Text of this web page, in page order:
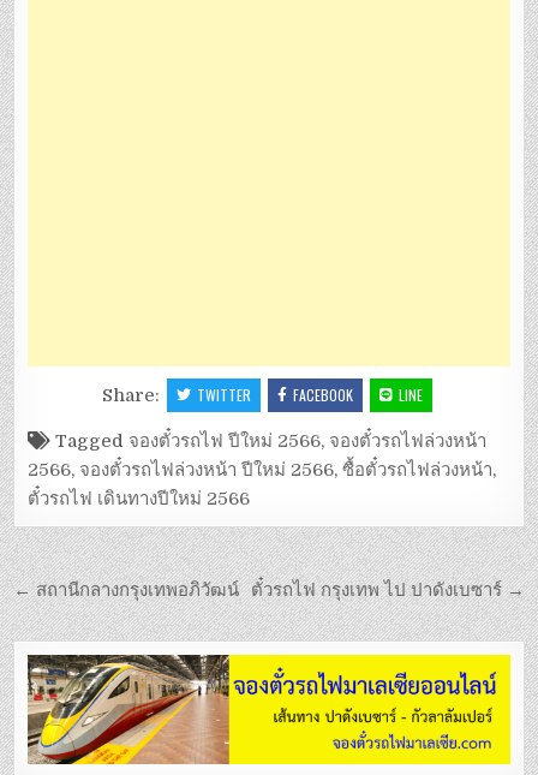
Share: TWITTER FACEBOOK LINE
Tagged จองตั๋วรถไฟ ปีใหม่ 2566, จองตั๋วรถไฟล่วงหน้า
2566, จองตั๋วรถไฟล่วงหน้า ปีใหม่ 2566,ซื้อตั๋วรถไฟล่วงหน้า,
ตั๋วรถไฟ เดินทางปีใหม่ 2566
แนะแนว
เรื่อง
ตั๋วรถไฟ กรุงเทพ ไป ปาดังเบซาร์ →
← สถานีกลางกรุงเทพอภิวัฒน์